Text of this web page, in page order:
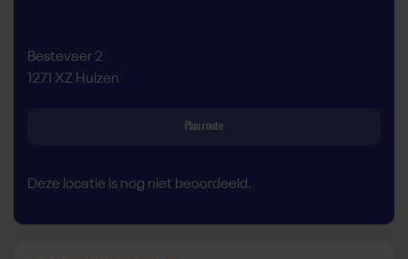
Bestevaer 2
1271 XZ Huizen
Plan route
Deze locatie is nog niet beoordeeld.